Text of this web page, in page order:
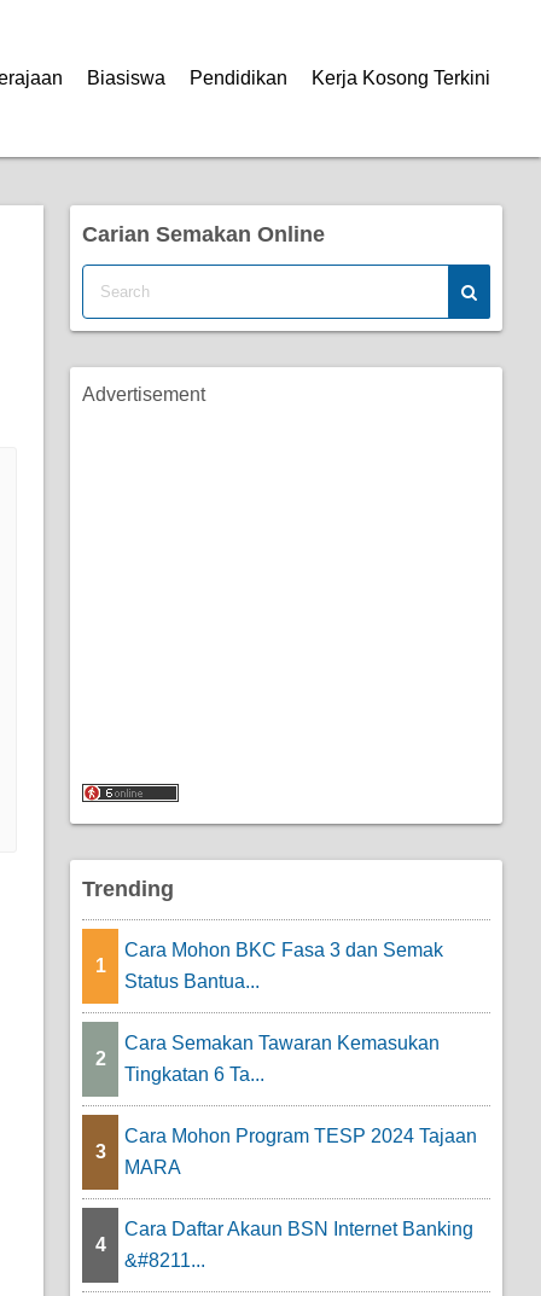
Biasiswa Pendidikan Kerja Kosong Terkini
Carian Semakan Online
Advertisement
Trending
1
Cara Mohon BKC Fasa 3 dan Semak
Status Bantua...
2
Cara Semakan Tawaran Kemasukan
Tingkatan 6 Ta...
3
Cara Mohon Program TESP 2024 Tajaan
MARA
4
Cara Daftar Akaun BSN Internet Banking
&#8211...